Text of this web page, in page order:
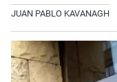
JUAN PABLO KAVANAGH